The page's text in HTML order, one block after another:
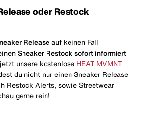
oder Restock
Release auf keinen Fall
Sneaker Restock sofort informiert
unsere kostenlose HEAT MVMNT
du nicht nur einen Sneaker Release
Restock Alerts, sowie Streetwear
gerne rein!